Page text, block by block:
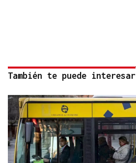
También te puede interesar